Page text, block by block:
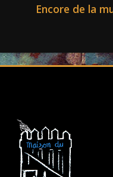
Encore de la